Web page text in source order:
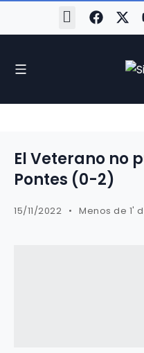
El Veterano no
Pontes (0-2)
15/11/2022 Menos de 1'